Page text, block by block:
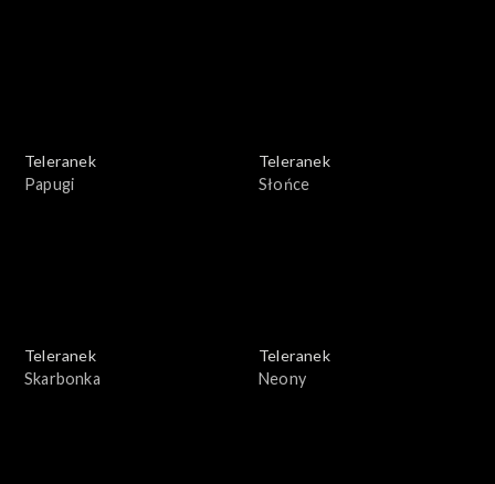
Teleranek
Papugi
Teleranek
Słońce
Teleranek
Skarbonka
Teleranek
Neony